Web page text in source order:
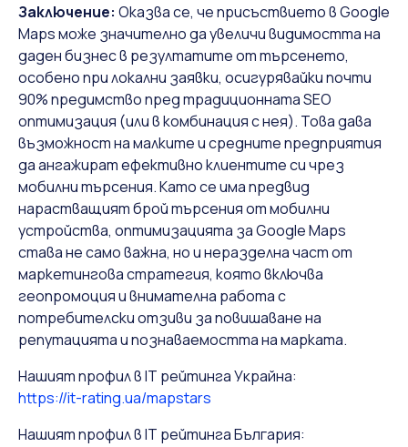
Заключение: Оказва се, че присъствието в Google
Maps може значително да увеличи видимостта на
даден бизнес в резултатите от търсенето,
особено при локални заявки, осигурявайки почти
90% предимство пред традиционната SEO
оптимизация (или в комбинация с нея). Това дава
възможност на малките и средните предприятия
да ангажират ефективно клиентите си чрез
мобилни търсения. Като се има предвид
нарастващият брой търсения от мобилни
устройства, оптимизацията за Google Maps
става не само важна, но и неразделна част от
маркетингова стратегия, която включва
геопромоция и внимателна работа с
потребителски отзиви за повишаване на
репутацията и познаваемостта на марката.
Нашият профил в IT рейтингаУкрайна:
https://it-rating.ua/mapstars
Нашият профил в IT рейтингаБългария: